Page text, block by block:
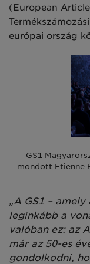
(European
európai ország
GS1
mondott Etienne
„A GS1 –
leginkább a
valóban ez: az
már az 50-es
gondolkodni,